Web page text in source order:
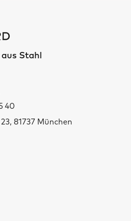
Stahl
40
81737 München